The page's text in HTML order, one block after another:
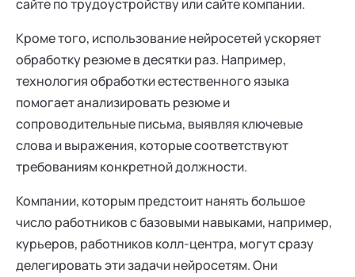
сайте по трудоустройству или сайте компании.
Кроме того, использование нейросетей ускоряет
обработку резюме в десятки раз. Например,
технология обработки естественного языка
помогает анализировать резюме и
сопроводительные письма, выявляя ключевые
слова и выражения, которые соответствуют
требованиям конкретной должности.
Компании, которым предстоит нанять большое
число работников с базовыми навыками, например,
курьеров, работников колл-центра, могут сразу
делегировать эти задачи нейросетям. Они